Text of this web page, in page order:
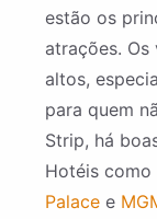
estão os
atrações. Os
altos,
para quem
Strip, há
Hotéis como
Palace e